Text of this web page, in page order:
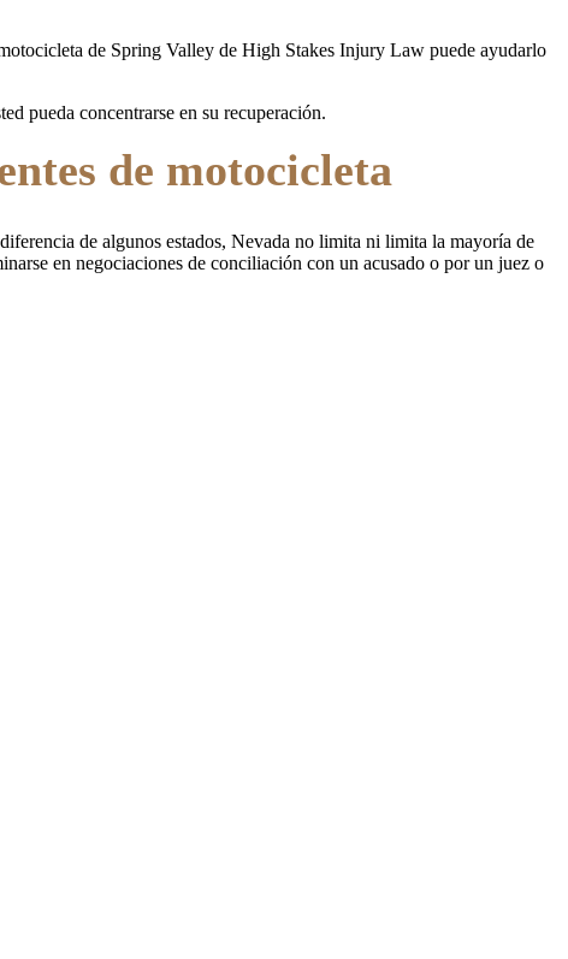
de Spring Valley de High Stakes Injury Law puede ayudarlo
pueda concentrarse en su recuperación.
de motocicleta
de algunos estados, Nevada no limita ni limita la mayoría de
en negociaciones de conciliación con un acusado o por un juez o